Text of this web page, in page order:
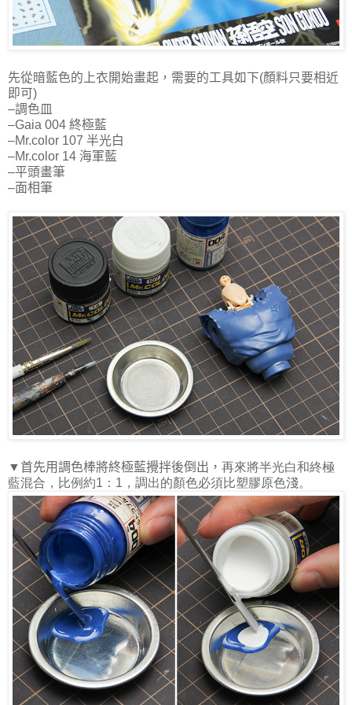
先從暗藍色的上衣開始畫起，需要的工具如下(顏料只要相近
即可)
–調色皿
–Gaia 004 終極藍
–Mr.color 107 半光白
–Mr.color 14 海軍藍
–平頭畫筆
–面相筆
▼首先用調色棒將終極藍攪拌後倒出， 再來將半光白和終極
藍混合，比例約1 ： 1 ，調出的顏色必須比塑膠原色淺。